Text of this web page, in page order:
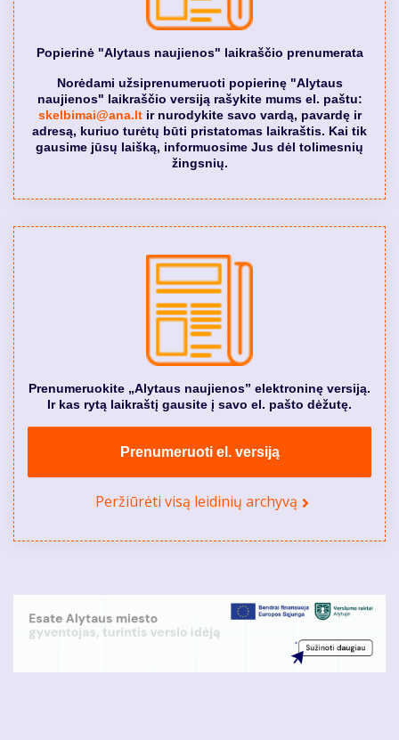
Popierinė "Alytaus naujienos" laikraščio prenumerata
Norėdami užsiprenumeruoti popierinę "Alytaus
naujienos" laikraščio versiją rašykite mums el. paštu:
skelbimai@ana.ltir nurodykite savo vardą, pavardę ir
adresą, kuriuo turėtų būti pristatomas laikraštis. Kai tik
gausime jūsų laišką, informuosime Jus dėl tolimesnių
žingsnių.
Prenumeruokite „Alytaus naujienos” elektroninę versiją.
Ir kas rytą laikraštį gausite į savo el. pašto dėžutę.
Prenumeruoti el. versiją
Peržiūrėti visą leidinių archyvą